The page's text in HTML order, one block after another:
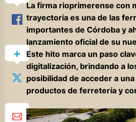
La firma rioprimerense con
trayectoria es una de las
importantes de Córdoba y
lanzamiento oficial de su
Este hito marca un paso
digitalización, brindando a
posibilidad de acceder a
productos de ferretería y